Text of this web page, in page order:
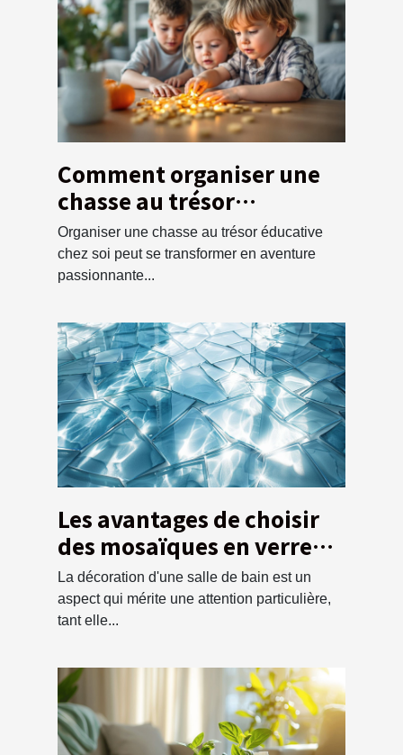
Comment organiser une
chasse au trésor
éducative pour enfants à
la maison
Organiser une chasse au trésor éducative
chez soi peut se transformer en aventure
passionnante...
Les avantages de choisir
des mosaïques en verre
pour la salle de bain
La décoration d'une salle de bain est un
aspect qui mérite une attention particulière,
tant elle...